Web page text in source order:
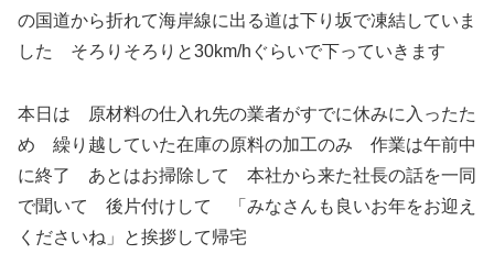
の国道から折れて海岸線に出る道は下り坂で凍結していま
した そろりそろりと30km/hぐらいで下っていきます
本日は 原材料の仕入れ先の業者がすでに休みに入ったた
め 繰り越していた在庫の原料の加工のみ 作業は午前中
に終了 あとはお掃除して 本社から来た社長の話を一同
で聞いて 後片付けして 「みなさんも良いお年をお迎え
くださいね」と挨拶して帰宅